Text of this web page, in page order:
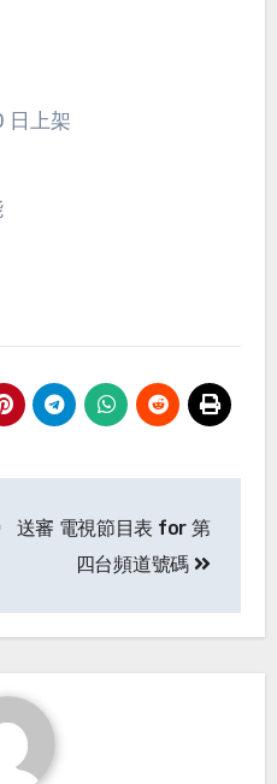
日上架
送審 電視節目表 for 第
四台頻道號碼